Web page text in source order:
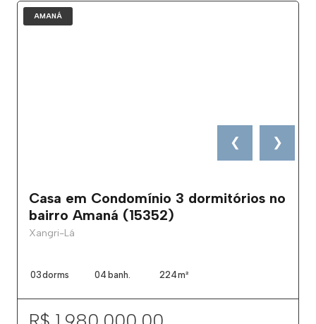
❮ ❯
AMANÁ
Casa em Condomínio 3 dormitórios no
bairro Amaná (15352)
Xangri-Lá
03dorms 04 banh. 224m²